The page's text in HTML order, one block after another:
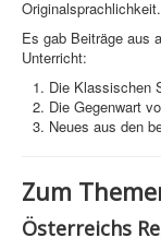
Originalsprachlichkeit.
Es gab Beiträge aus
Unterricht:
Die Klassischen
Die Gegenwart
Neues aus den
Zum
Österreichs